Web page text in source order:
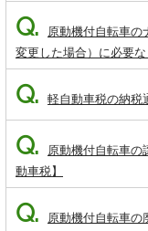
Q.
原動機付自転車の
変更した場合）に必要
Q. 軽自動車税の納税
Q.
原動機付自転車の
動車税】
Q. 原動機付自転車の